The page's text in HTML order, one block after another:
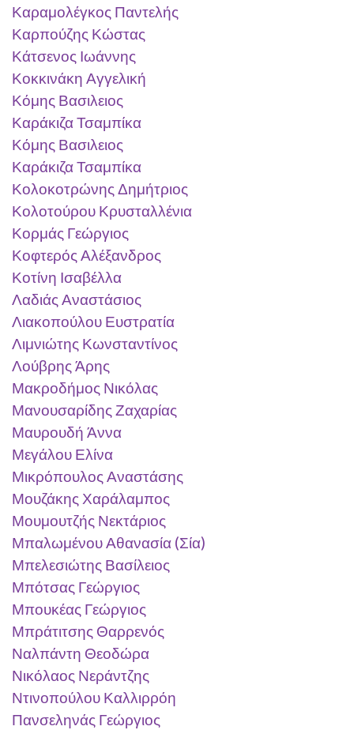
Καραμολέγκος Παντελής
Καρπούζης Κώστας
Κάτσενος Ιωάννης
Κοκκινάκη Αγγελική
Κόμης Βασιλειος
Καράκιζα Τσαμπίκα
Κόμης Βασιλειος
Καράκιζα Τσαμπίκα
Κολοκοτρώνης Δημήτριος
Κολοτούρου Κρυσταλλένια
Κορμάς Γεώργιος
Κοφτερός Αλέξανδρος
Κοτίνη Ισαβέλλα
Λαδιάς Αναστάσιος
Λιακοπούλου Ευστρατία
Λιμνιώτης Κωνσταντίνος
Λούβρης Άρης
Μακροδήμος Νικόλας
Μανουσαρίδης Ζαχαρίας
Μαυρουδή Άννα
Μεγάλου Ελίνα
Μικρόπουλος Αναστάσης
Μουζάκης Χαράλαμπος
Μουμουτζής Νεκτάριος
Μπαλωμένου Αθανασία (Σία)
Μπελεσιώτης Βασίλειος
Μπότσας Γεώργιος
Μπουκέας Γεώργιος
Μπράτιτσης Θαρρενός
Ναλπάντη Θεοδώρα
Νικόλαος Νεράντζης
Ντινοπούλου Καλλιρρόη
Πανσεληνάς Γεώργιος